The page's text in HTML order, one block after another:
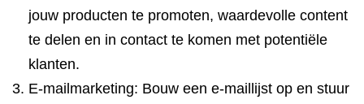
jouw producten te promoten, waardevolle content
te delen en in contact te komen met potentiële
klanten.
E-mailmarketing: Bouw een e-maillijst op en stuur